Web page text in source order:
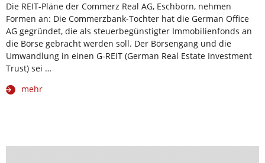
Die REIT-Pläne der Commerz Real AG, Eschborn, nehmen
Formen an: Die Commerzbank-Tochter hat die German Office
AG gegründet, die als steuerbegünstigter Immobilienfonds an
die Börse gebracht werden soll. Der Börsengang und die
Umwandlung in einen G-REIT (German Real Estate Investment
Trust) sei …
mehr